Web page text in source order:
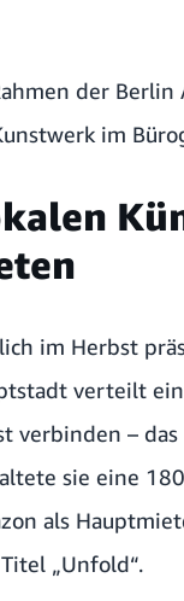
der
im
im Herbst
verteilt
verbinden – das
sie eine
als
„Unfold“.